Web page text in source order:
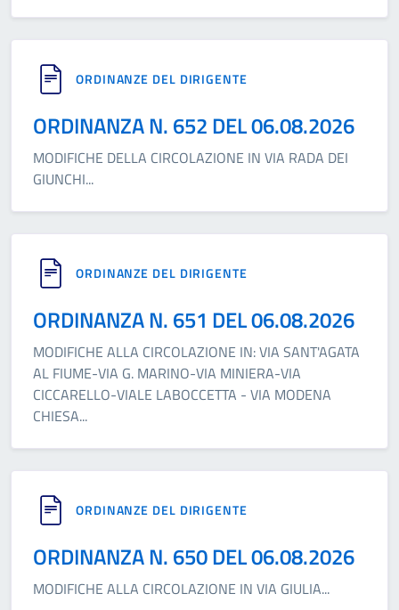
ORDINANZE DEL DIRIGENTE
ORDINANZA N. 652 DEL 06.08.2026
MODIFICHE DELLA CIRCOLAZIONE IN VIA RADA DEI
GIUNCHI...
ORDINANZE DEL DIRIGENTE
ORDINANZA N. 651 DEL 06.08.2026
MODIFICHE ALLA CIRCOLAZIONE IN: VIA SANT'AGATA
AL FIUME-VIA G. MARINO-VIA MINIERA-VIA
CICCARELLO-VIALE LABOCCETTA - VIA MODENA
CHIESA...
ORDINANZE DEL DIRIGENTE
ORDINANZA N. 650 DEL 06.08.2026
MODIFICHE ALLA CIRCOLAZIONE IN VIA GIULIA...